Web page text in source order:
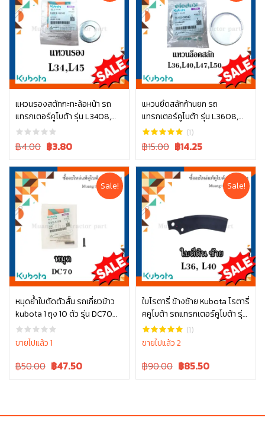
แหวนรองสตัทกะทะล้อหน้า รถ
แทรกเตอร์คูโบต้า รุ่น L3408,
L4508 04013-60140
Original
was:
฿4.00.
฿4.00 Current
is:
฿4.00.
฿3.80
หยิบใส่ตะกร้า
แหวนยึดสลักก้านยก รถ
แทรกเตอร์คูโบต้า รุ่น L3608,
L4018, L4508, L4708, L5018
tc402-34340
(1)
Original
was:
฿15.00.
฿15.00 Current
is:
฿15.00.
฿14.25
หยิบใส่ตะกร้า
Sale!
หมุดย้ำใบตัดตัวสั้น รถเกี่ยวข้าว
kubota 1 ถุง 10 ตัว รุ่น DC70
5T072-51380
ขายไปแล้ว 1
Original
฿50.00 Current
฿47.50
หยิบใส่ตะกร้า
Sale!
ใบโรตารี่ ข้างซ้าย Kubota โรตารี่
คคูโบต้า รถแทรกเตอร์คูโบต้า รุ่น
L3608 L4018 W9516-54163
(1)
ขายไปแล้ว 2
Original
฿90.00 Current
฿85.50
หยิบใส่ตะกร้า